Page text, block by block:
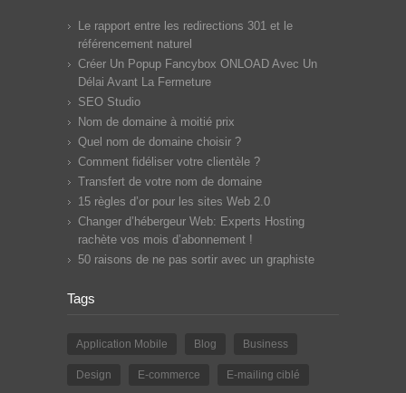
Le rapport entre les redirections 301 et le
référencement naturel
Créer Un Popup Fancybox ONLOAD Avec Un
Délai Avant La Fermeture
SEO Studio
Nom de domaine à moitié prix
Quel nom de domaine choisir ?
Comment fidéliser votre clientèle ?
Transfert de votre nom de domaine
15 règles d’or pour les sites Web 2.0
Changer d’hébergeur Web: Experts Hosting
rachète vos mois d’abonnement !
50 raisons de ne pas sortir avec un graphiste
Tags
Application Mobile Blog Business
Design E-commerce E-mailing ciblé